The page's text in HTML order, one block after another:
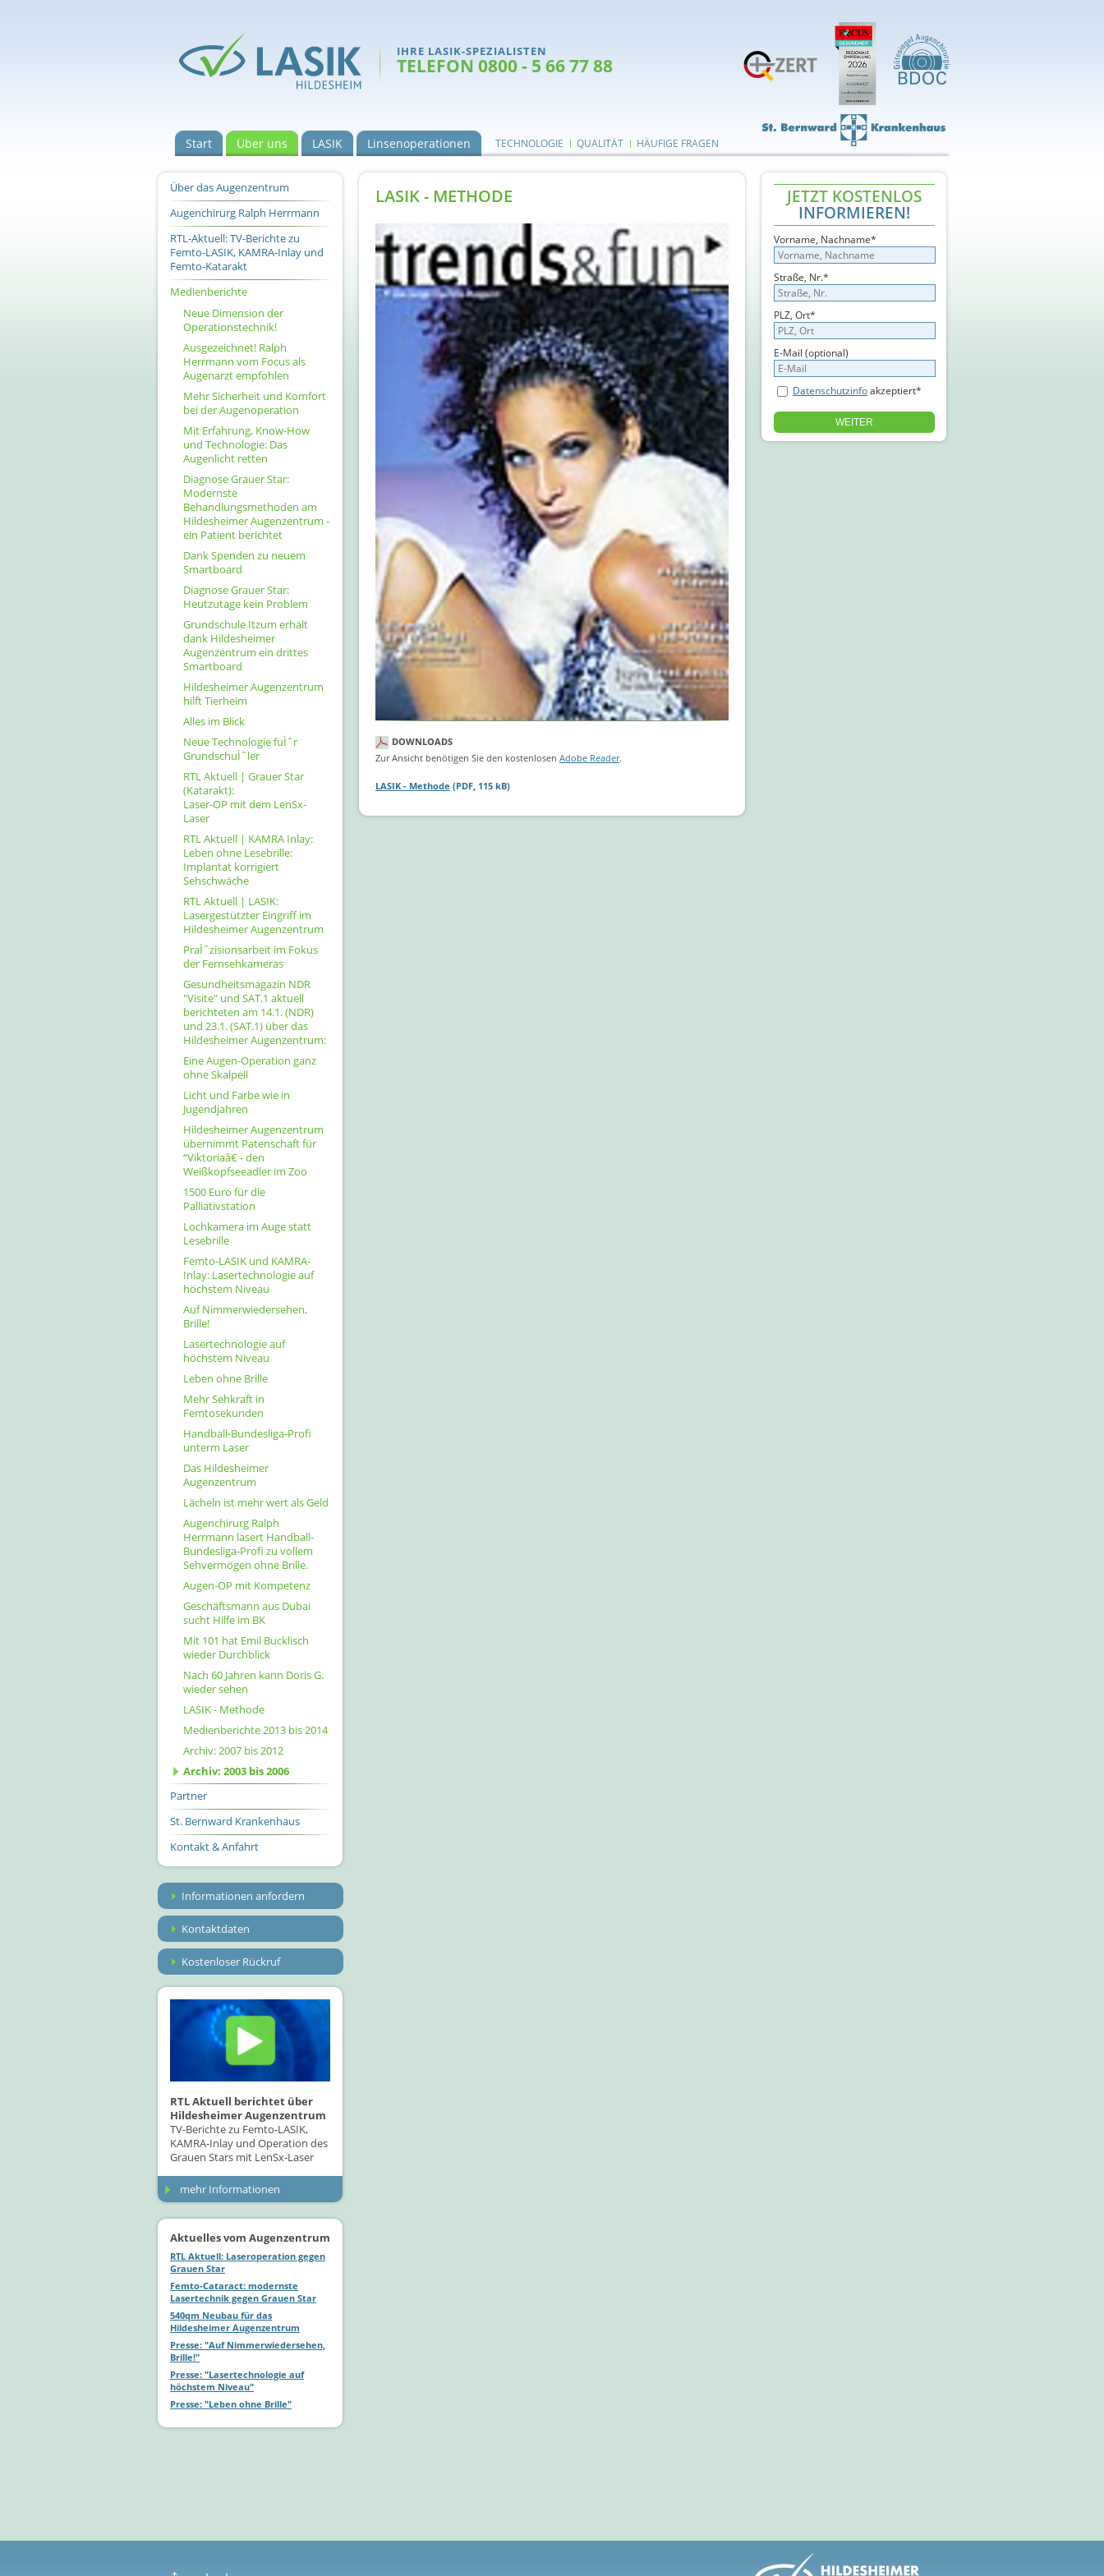
IHRE LASIK-SPEZIALISTEN
TELEFON 0800 - 5 66 77 88
Start Über uns LASIK Linsenoperationen TECHNOLOGIE QUALITÄT HÄUFIGE FRAGEN
Über das Augenzentrum
Augenchirurg Ralph Herrmann
RTL-Aktuell: TV-Berichte zu
Femto-LASIK, KAMRA-Inlay und
Femto-Katarakt
Medienberichte
Neue Dimension der
Operationstechnik!
Ausgezeichnet! Ralph
Herrmann vom Focus als
Augenarzt empfohlen
Mehr Sicherheit und Komfort
bei der Augenoperation
Mit Erfahrung, Know-How
und Technologie: Das
Augenlicht retten
Diagnose Grauer Star:
Modernste
Behandlungsmethoden am
Hildesheimer Augenzentrum -
ein Patient berichtet
Dank Spenden zu neuem
Smartboard
Diagnose Grauer Star:
Heutzutage kein Problem
Grundschule Itzum erhält
dank Hildesheimer
Augenzentrum ein drittes
Smartboard
Hildesheimer Augenzentrum
hilft Tierheim
Alles im Blick
Neue Technologie fuÌˆr
GrundschuÌˆler
RTL Aktuell | Grauer Star
(Katarakt):
Laser-OP mit dem LenSx-
Laser
RTL Aktuell | KAMRA Inlay:
Leben ohne Lesebrille:
Implantat korrigiert
Sehschwäche
RTL Aktuell | LASIK:
Lasergestützter Eingriff im
Hildesheimer Augenzentrum
PraÌˆzisionsarbeit im Fokus
der Fernsehkameras
Gesundheitsmagazin NDR
"Visite" und SAT.1 aktuell
berichteten am 14.1. (NDR)
und 23.1. (SAT.1) über das
Hildesheimer Augenzentrum:
Eine Augen-Operation ganz
ohne Skalpell
Licht und Farbe wie in
Jugendjahren
Hildesheimer Augenzentrum
übernimmt Patenschaft für
“Viktoriaâ€ - den
Weißkopfseeadler im Zoo
1500 Euro für die
Palliativstation
Lochkamera im Auge statt
Lesebrille
Femto-LASIK und KAMRA-
Inlay: Lasertechnologie auf
höchstem Niveau
Auf Nimmerwiedersehen,
Brille!
Lasertechnologie auf
höchstem Niveau
Leben ohne Brille
Mehr Sehkraft in
Femtosekunden
Handball-Bundesliga-Profi
unterm Laser
Das Hildesheimer
Augenzentrum
Lächeln ist mehr wert als Geld
Augenchirurg Ralph
Herrmann lasert Handball-
Bundesliga-Profi zu vollem
Sehvermögen ohne Brille.
Augen-OP mit Kompetenz
Geschäftsmann aus Dubai
sucht Hilfe im BK
Mit 101 hat Emil Bucklisch
wieder Durchblick
Nach 60 Jahren kann Doris G.
wieder sehen
LASIK - Methode
Medienberichte 2013 bis 2014
Archiv: 2007 bis 2012
Archiv: 2003 bis 2006
Partner
St. Bernward Krankenhaus
Kontakt & Anfahrt
Informationen anfordern
Kontaktdaten
Kostenloser Rückruf
RTL Aktuell berichtet über
Hildesheimer Augenzentrum
TV-Berichte zu Femto-LASIK,
KAMRA-Inlay und Operation des
Grauen Stars mit LenSx-Laser
mehr Informationen
Aktuelles vom Augenzentrum
RTL Aktuell: Laseroperation gegen
Grauen Star
Femto-Cataract: modernste
Lasertechnik gegen Grauen Star
540qm Neubau für das
Hildesheimer Augenzentrum
Presse: "Auf Nimmerwiedersehen,
Brille!"
Presse: "Lasertechnologie auf
höchstem Niveau"
Presse: "Leben ohne Brille"
LASIK - METHODE
DOWNLOADS
Zur Ansicht benötigen Sie den kostenlosen Adobe Reader.
LASIK - Methode (PDF, 115 kB)
JETZT KOSTENLOS
INFORMIEREN!
Vorname, Nachname*
Straße, Nr.*
PLZ, Ort*
E-Mail (optional)
Datenschutzinfoakzeptiert*